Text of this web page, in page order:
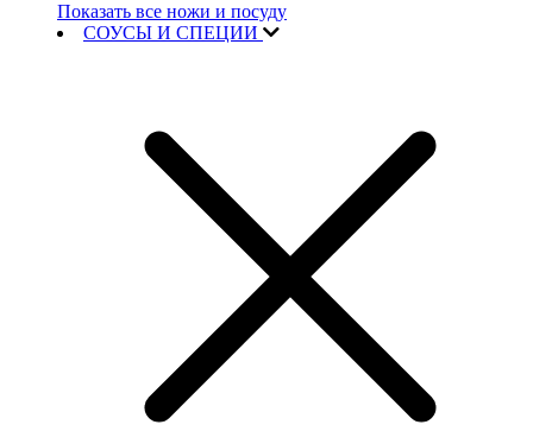
Показать все ножи и посуду
СОУСЫ И СПЕЦИИ